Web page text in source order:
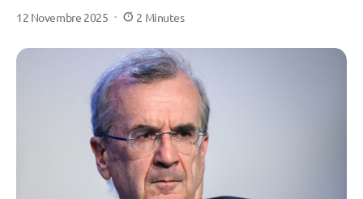
12 Novembre 2025 2 Minutes